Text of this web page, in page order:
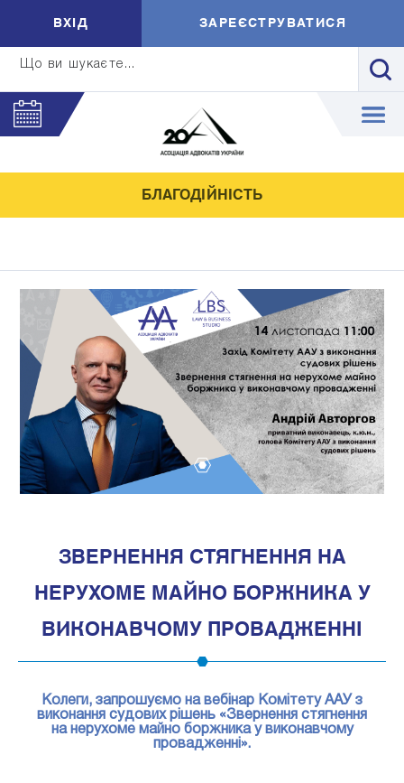
Що ви шукаєте...
ВXIД ЗАРЕЄСТРУВАТИСЯ
БЛАГОДІЙНІСТЬ
ЗВЕРНЕННЯ СТЯГНЕННЯ НА
НЕРУХОМЕ МАЙНО БОРЖНИКА У
ВИКОНАВЧОМУ ПРОВАДЖЕННІ
Колеги, запрошуємо на вебінар Комітету ААУ з
виконання судових рішень «Звернення стягнення
на нерухоме майно боржника у виконавчому
провадженні».